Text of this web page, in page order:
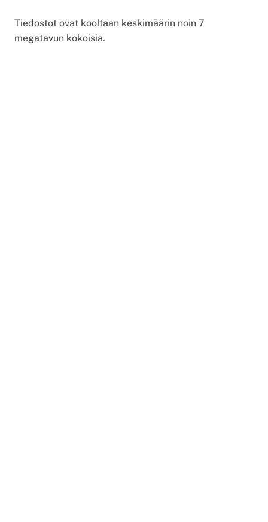
Tiedostot ovat kooltaan keskimäärin noin 7
megatavun kokoisia.